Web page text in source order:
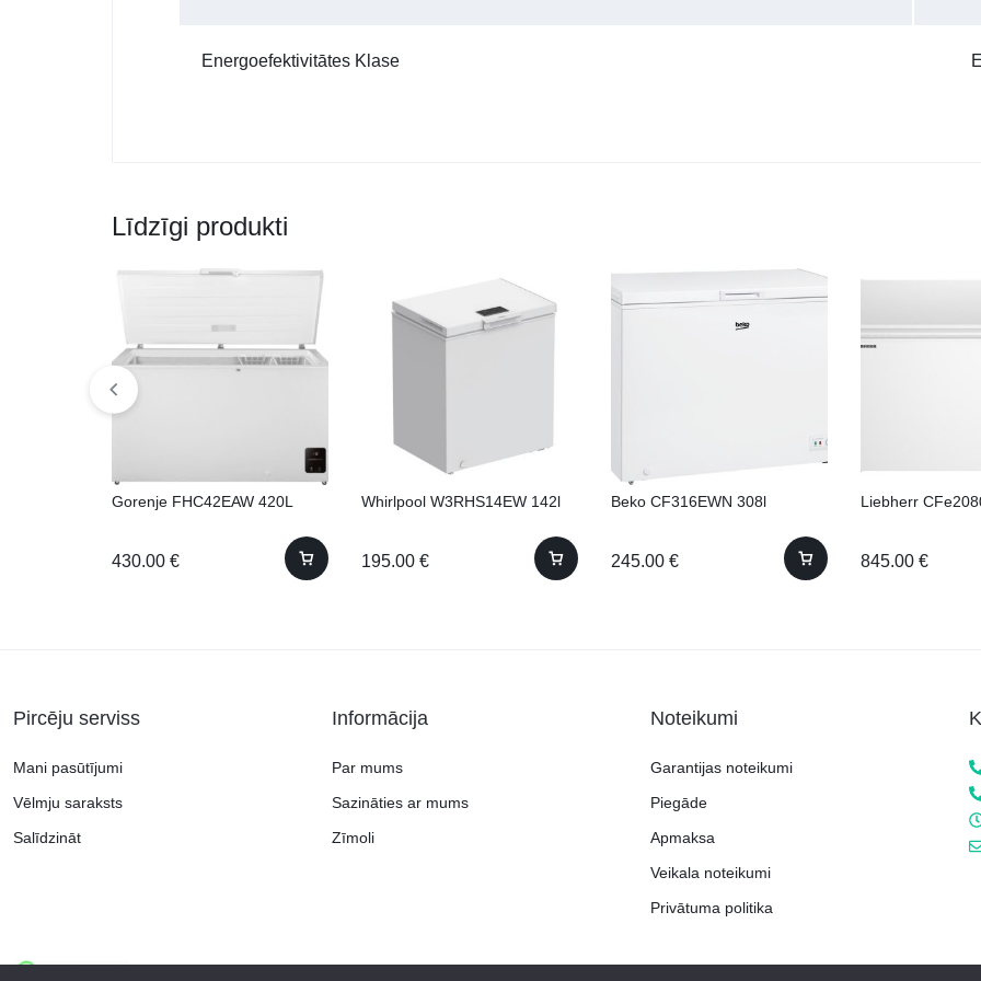
Energoefektivitātes Klase
Līdzīgi produkti
Gorenje FHC42EAW 420L
430.00 €
Whirlpool W3RHS14EW 142l
195.00 €
Beko CF316EWN 308l
245.00 €
Liebherr
845.00 €
Pircēju serviss
Mani pasūtījumi
Vēlmju saraksts
Salīdzināt
Informācija
Par mums
Sazināties ar mums
Zīmoli
Noteikumi
Garantijas noteikumi
Piegāde
Apmaksa
Veikala noteikumi
Privātuma politika